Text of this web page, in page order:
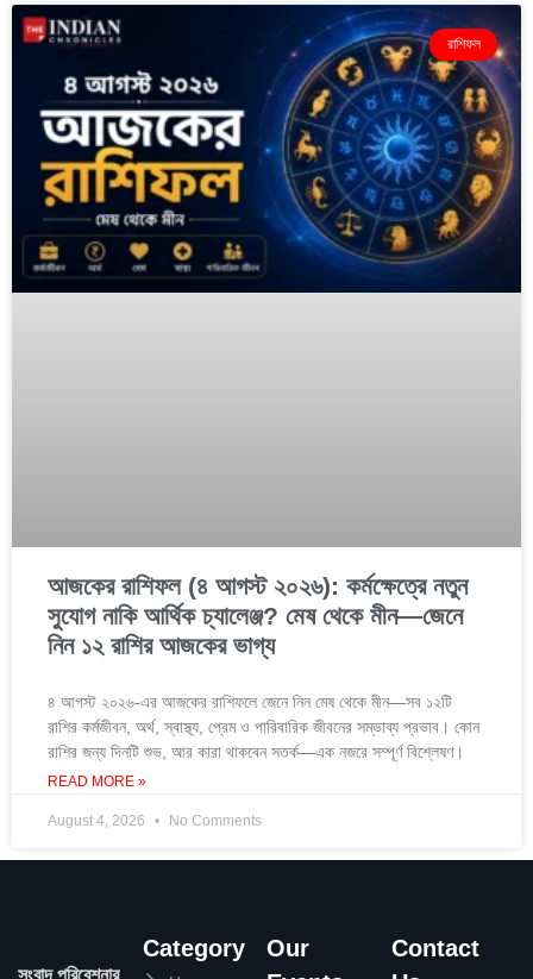
রাশিফল
আজকের রাশিফল (৪ আগস্ট ২০২৬): কর্মক্ষেত্রে নতুন
সুযোগ নাকি আর্থিক চ্যালেঞ্জ? মেষ থেকে মীন—জেনে
নিন ১২ রাশির আজকের ভাগ্য
৪ আগস্ট ২০২৬-এর আজকের রাশিফলে জেনে নিন মেষ থেকে মীন—সব ১২টি
রাশির কর্মজীবন, অর্থ, স্বাস্থ্য, প্রেম ও পারিবারিক জীবনের সম্ভাব্য প্রভাব। কোন
রাশির জন্য দিনটি শুভ, আর কারা থাকবেন সতর্ক—এক নজরে সম্পূর্ণ বিশ্লেষণ।
READ MORE »
August 4, 2026 No Comments
সংবাদ পরিবেশনার
Category
Our
Contact